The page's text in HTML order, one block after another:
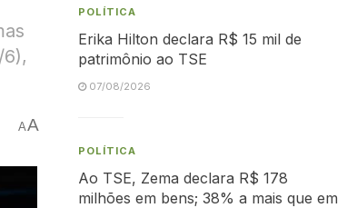
AA
POLÍTICA
Erika Hilton declara R$ 15 mil de
patrimônio ao TSE
07/08/2026
POLÍTICA
Ao TSE, Zema declara R$ 178
milhões em bens; 38% a mais que em